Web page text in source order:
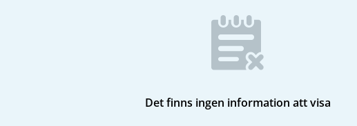
Det finns ingen information att visa